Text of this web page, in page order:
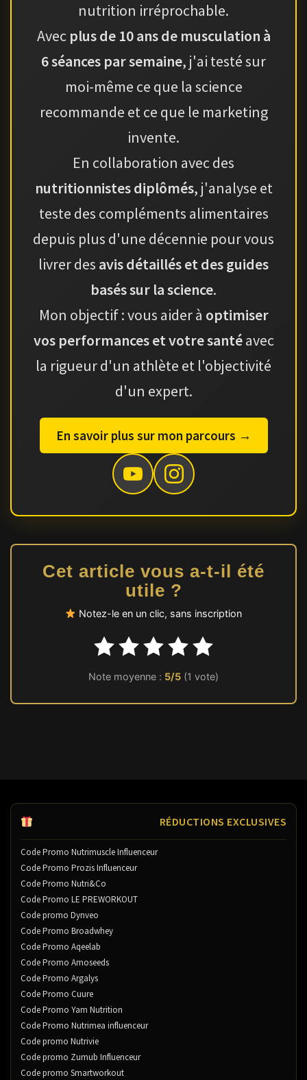
nutrition irréprochable.
Avec plus de 10 ans de musculation à
6 séances par semaine, j'ai testé sur
moi-même ce que la science
recommande et ce que le marketing
invente.
En collaboration avec des
nutritionnistes diplômés, j'analyse et
teste des compléments alimentaires
depuis plus d'une décennie pour vous
livrer des avis détaillés et des guides
basés sur la science.
Mon objectif : vous aider à optimiser
vos performances et votre santéavec
la rigueur d'un athlète et l'objectivité
d'un expert.
En savoir plus sur mon parcours →
Cet article vous a-t-il été
utile ?
Notez-le en un clic, sans inscription
Note moyenne : 5/5 (1 vote)
RÉDUCTIONS EXCLUSIVES
Code Promo Nutrimuscle Influenceur
Code Promo Prozis Influenceur
Code Promo Nutri&Co
Code Promo LE PREWORKOUT
Code promo Dynveo
Code Promo Broadwhey
Code Promo Aqeelab
Code Promo Amoseeds
Code Promo Argalys
Code Promo Cuure
Code Promo Yam Nutrition
Code Promo Nutrimea influenceur
Code promo Nutrivie
Code promo Zumub Influenceur
Code promo Smartworkout